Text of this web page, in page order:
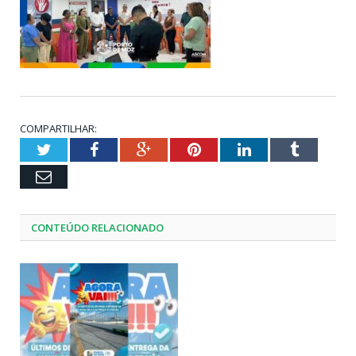
COMPARTILHAR:
TwitterFacebookGoogle+PinterestLinkedInTumblr
Email
CONTEÚDO RELACIONADO